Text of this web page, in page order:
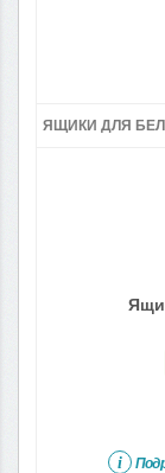
ЯЩИКИ ДЛЯ
i